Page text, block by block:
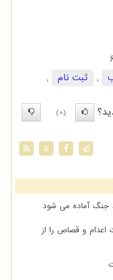
, ثبت نام
,
(0)
X
جنگ آماده می شود
اعدام و قصاص را از